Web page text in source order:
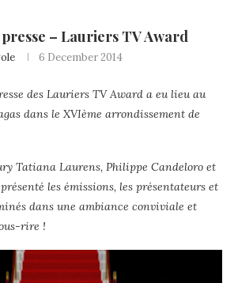
– Lauriers TV Award
6 December 2014
des Lauriers TV Award a eu lieu au
dans le XVIème arrondissement de
Tatiana Laurens, Philippe Candeloro et
les émissions, les présentateurs et
dans une ambiance conviviale et
rire !